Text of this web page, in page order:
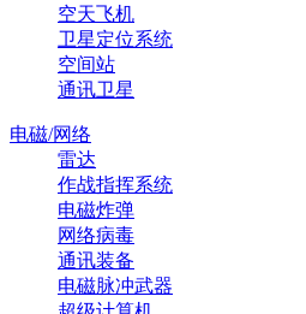
空天飞机
卫星定位系统
空间站
通讯卫星
电磁/网络
雷达
作战指挥系统
电磁炸弹
网络病毒
通讯装备
电磁脉冲武器